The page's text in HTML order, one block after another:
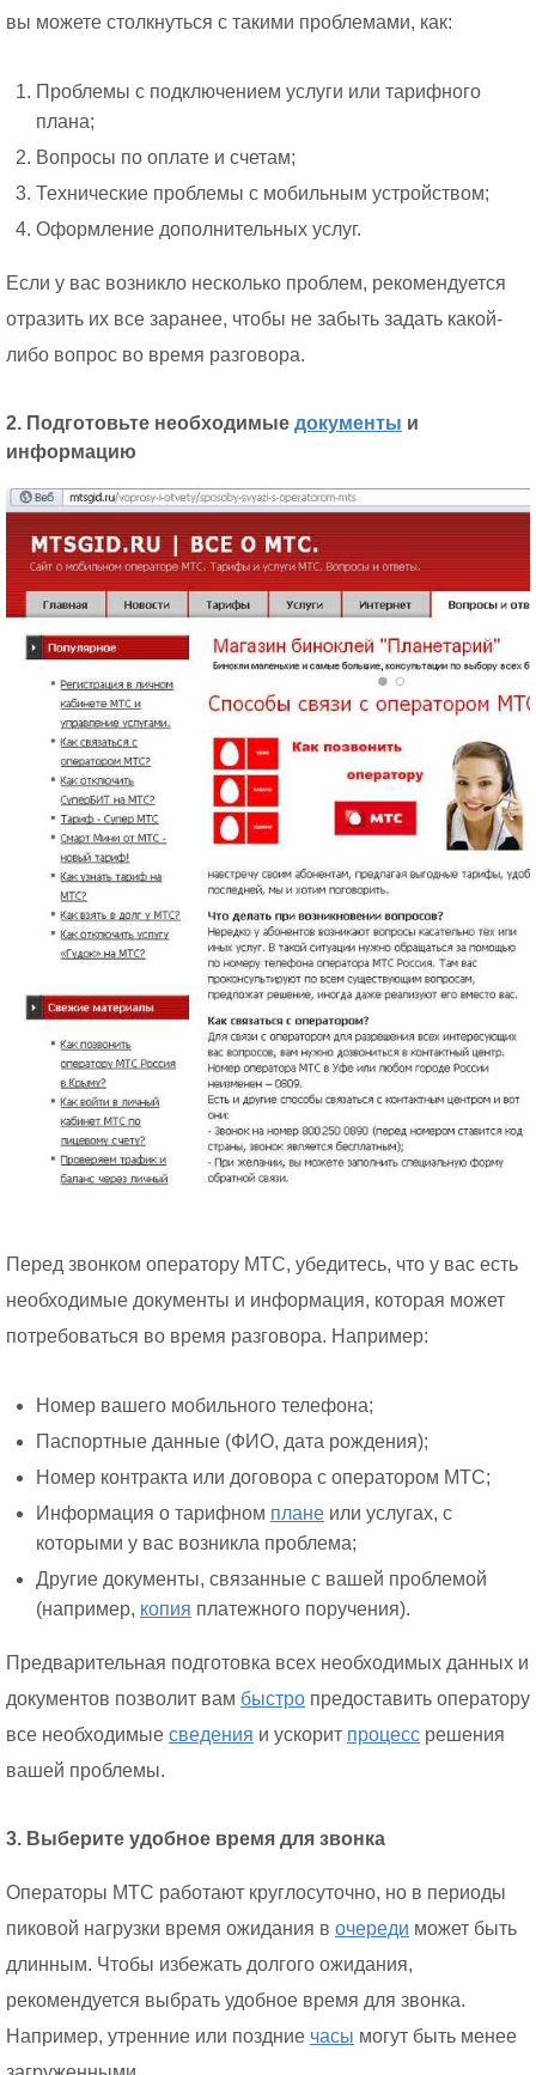
вы можете столкнуться с такими проблемами, как:
Проблемы с подключением услуги или тарифного
плана;
Вопросы по оплате и счетам;
Технические проблемы с мобильным устройством;
Оформление дополнительных услуг.
Если у вас возникло несколько проблем, рекомендуется
отразить их все заранее, чтобы не забыть задать какой-
либо вопрос во время разговора.
2. Подготовьте необходимые документы и
информацию
Перед звонком оператору МТС, убедитесь, что у вас есть
необходимые документы и информация, которая может
потребоваться во время разговора. Например:
Номер вашего мобильного телефона;
Паспортные данные (ФИО, дата рождения);
Номер контракта или договора с оператором МТС;
Информация о тарифном плане или услугах, с
которыми у вас возникла проблема;
Другие документы, связанные с вашей проблемой
(например, копия платежного поручения).
Предварительная подготовка всех необходимых данных и
документов позволит вам быстро предоставить оператору
все необходимые сведения и ускорит процесс решения
вашей проблемы.
3. Выберите удобное время для звонка
Операторы МТС работают круглосуточно, но в периоды
пиковой нагрузки время ожидания в очереди может быть
длинным. Чтобы избежать долгого ожидания,
рекомендуется выбрать удобное время для звонка.
Например, утренние или поздние часы могут быть менее